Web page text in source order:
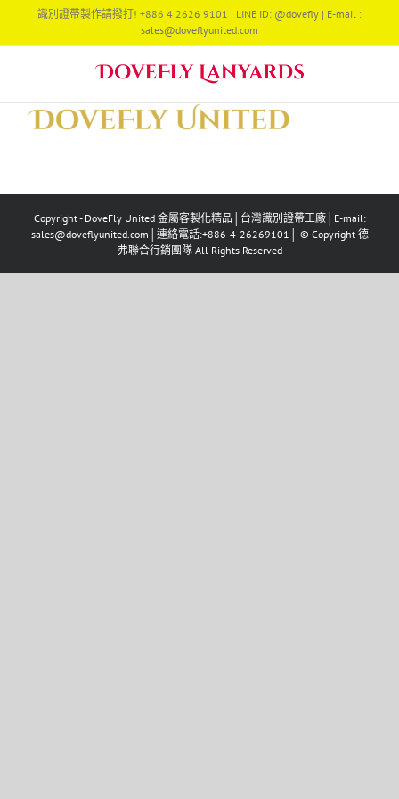
content
識別證帶製作請撥打! +886 4 2626 9101 | LINE ID: @dovefly | E-mail :
sales@doveflyunited.com
Copyright - DoveFly United 金屬客製化精品│台灣識別證帶工廠│E-mail:
sales@doveflyunited.com│連絡電話:+886-4-26269101│ © Copyright 德
弗聯合行銷團隊 All Rights Reserved